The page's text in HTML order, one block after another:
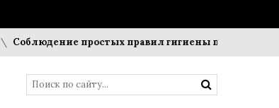
Соблюдение простых правил гигиены помогает